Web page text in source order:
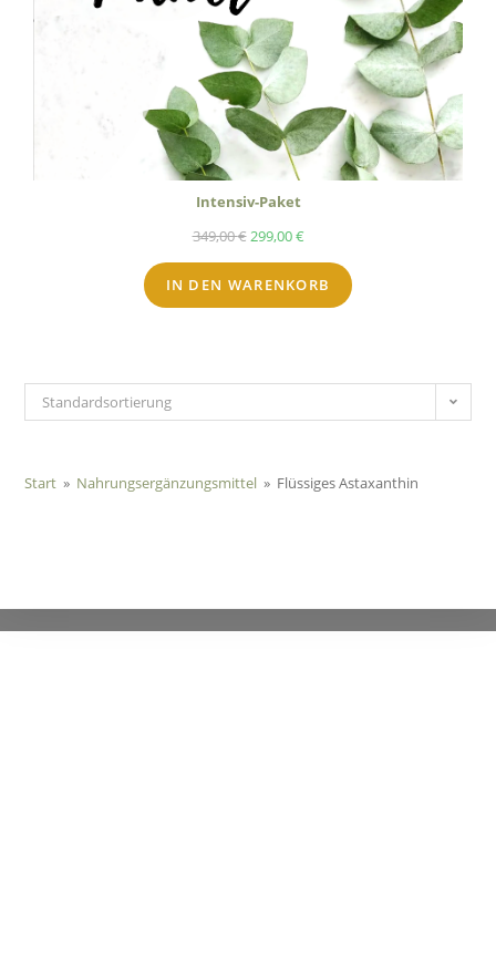
Intensiv-Paket
349,00€ 299,00€
IN DEN WARENKORB
Standardsortierung
Start » Nahrungsergänzungsmittel » Flüssiges Astaxanthin